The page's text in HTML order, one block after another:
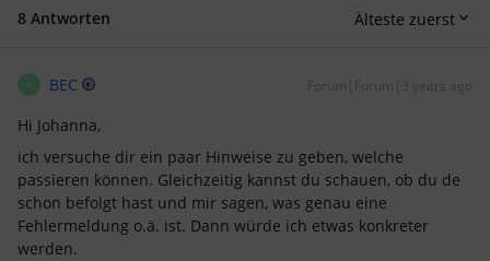
8 Antworten Älteste zuerst
BEC Forum|Forum|3 years ago
Hi Johanna,
ich versuche dir ein paar Hinweise zu geben, welche
passieren können. Gleichzeitig kannst du schauen, ob du de
schon befolgt hast und mir sagen, was genau eine
Fehlermeldung o.ä. ist. Dann würde ich etwas konkreter
werden.